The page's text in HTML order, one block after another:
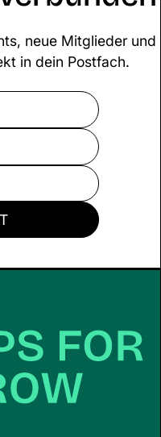
neue Mitglieder und
in dein Postfach.